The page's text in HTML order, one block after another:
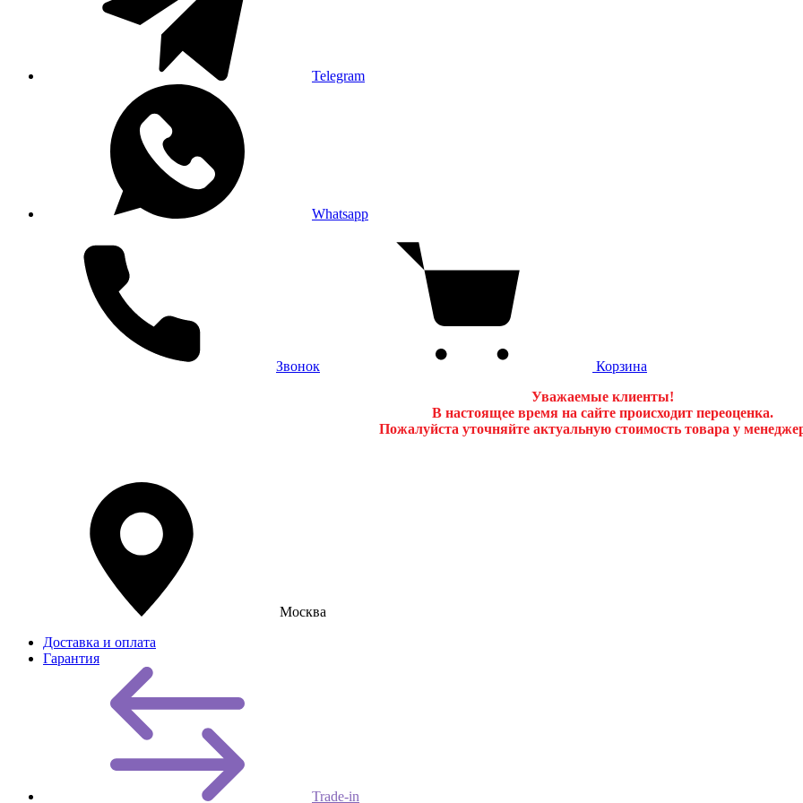
Telegram
Whatsapp
Звонок
Корзина
Уважаемые клиенты!
В настоящее время на сайте происходит переоценка.
Пожалуйста уточняйте актуальную стоимость товара у
Москва
Доставка и оплата
Гарантия
Trade-in